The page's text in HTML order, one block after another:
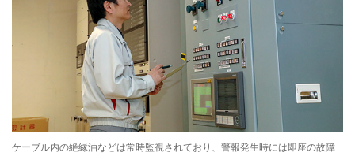
ケーブル内の絶縁油などは常時監視されており、警報発生時には即座の故障